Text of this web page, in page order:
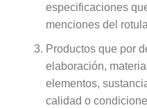
especificaciones
menciones del
Productos que por
elaboración,
elementos,
calidad o